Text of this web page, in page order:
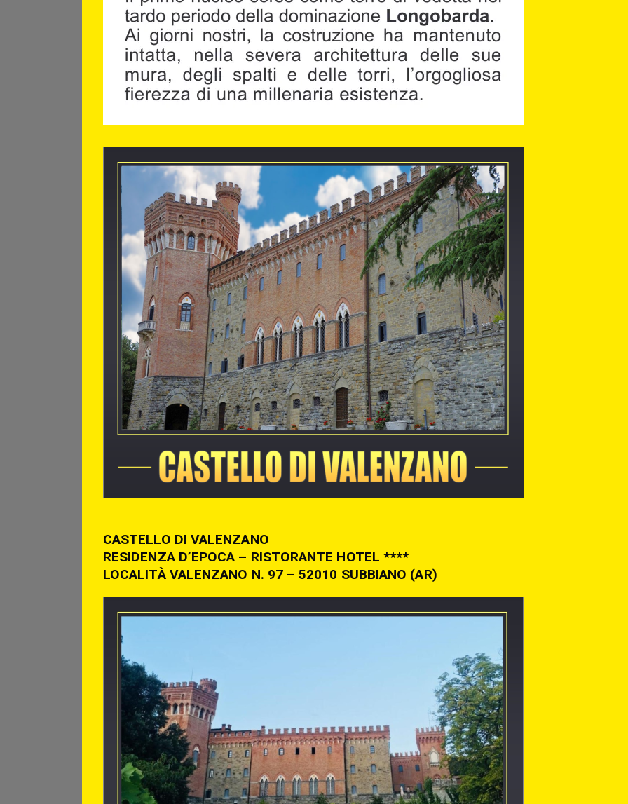
CASTELLO DI VALENZANO
RESIDENZA D’EPOCA – RISTORANTE HOTEL ****
LOCALITÀ VALENZANO N. 97 – 52010 SUBBIANO (AR)